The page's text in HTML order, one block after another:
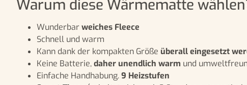
Warum diese Wärmematte
Wunderbarweiches Fleece
Schnell und warm
Kann dank der kompakten Größe überall eingesetzt
Keine Batterie,daher unendlich warm und
Einfache Handhabung.9 Heizstufen